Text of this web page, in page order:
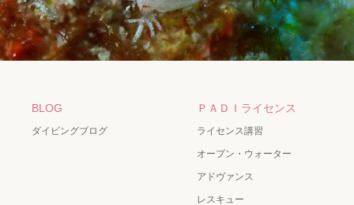
BLOG
ダイビングブログ
ＰＡＤＩライセンス
ライセンス講習
オープン・ウォーター
アドヴァンス
レスキュー